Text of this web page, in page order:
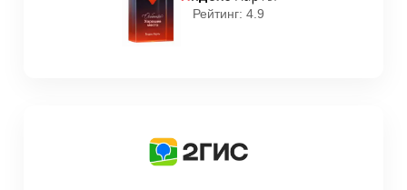
Рейтинг: 4.9